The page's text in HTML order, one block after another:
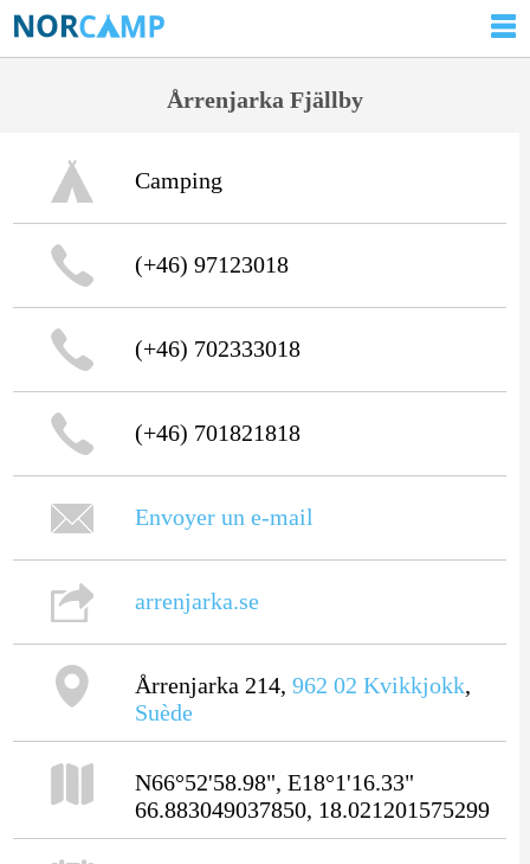
Årrenjarka Fjällby
Camping
(+46) 97123018
(+46) 702333018
(+46) 701821818
Envoyer un e-mail
arrenjarka.se
Årrenjarka 214, 962 02 Kvikkjokk,
Suède
N66°52'58.98", E18°1'16.33"
66.883049037850, 18.021201575299